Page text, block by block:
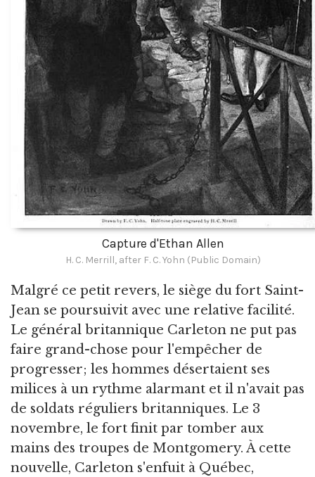
Capture d'Ethan Allen
H. C. Merrill, after F. C. Yohn (Public Domain)
Malgré ce petit revers, le siège du fort Saint-
Jean se poursuivit avec une relative facilité.
Le général britannique Carleton ne put pas
faire grand-chose pour l'empêcher de
progresser; les hommes désertaient ses
milices à un rythme alarmant et il n'avait pas
de soldats réguliers britanniques. Le 3
novembre, le fort finit par tomber aux
mains des troupes de Montgomery. À cette
nouvelle, Carleton s'enfuit à Québec,